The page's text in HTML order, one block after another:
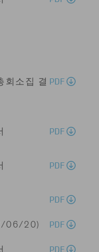
회소집 결 PDF
PDF
PDF
PDF
06/20) PDF